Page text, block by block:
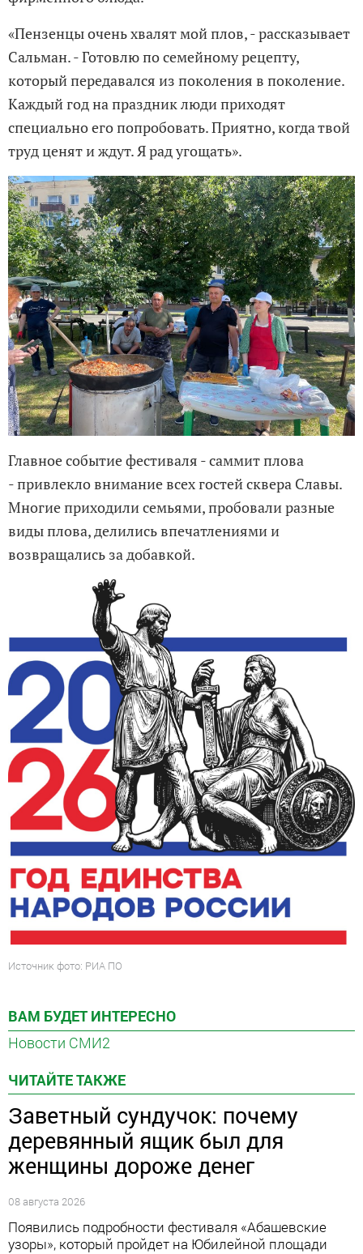
«Пензенцы очень хвалят мой плов, - рассказывает
Сальман. - Готовлю по семейному рецепту,
который передавался из поколения в поколение.
Каждый год на праздник люди приходят
специально его попробовать. Приятно, когда твой
труд ценят и ждут. Я рад угощать».
Главное событие фестиваля - саммит плова
- привлекло внимание всех гостей сквера Славы.
Многие приходили семьями, пробовали разные
виды плова, делились впечатлениями и
возвращались за добавкой.
Источник фото: РИА ПО
ВАМ БУДЕТ ИНТЕРЕСНО
Новости СМИ2
ЧИТАЙТЕ ТАКЖЕ
Заветный сундучок: почему
деревянный ящик был для
женщины дороже денег
08 августа 2026
Появились подробности фестиваля «Абашевские
узоры», который пройдет на Юбилейной площади